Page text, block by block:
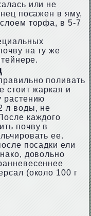
или не
посажен в яму,
торфа, в 5-7
на ту же
поливать
стоит жаркая и
растению
л воды, не
каждого
почву в
ее.
посадки ели
довольно
(около 100 г